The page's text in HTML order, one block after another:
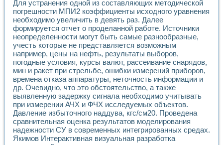
Разработка виртуальной лаборатории по электротехнике
Усовершенствованные алгоритмы частотного анализа
Об опыте работы учебного центра «Технологии
Технологии NI в магистерской программе «Прикладная
Система диагностики двигателей постоянного тока
Автоматизированный стенд формирования
Лабораторный практикум по курсу ИИС на базе
Партнеры
Академические и отраслевые институты
Учебные заведения
Бизнес
Контакты
Для устранения одной из составляющих методической
погрешности МПИ2 коэффициенты исходного уравнения
необходимо увеличить в девять раз. Далее
формируется отчет о проделанной работе. Источники
неопределенности могут быть самые разнообразные,
учесть которые не представляется возможным
например, цены на нефть, результаты выборов,
погодные условия, курсы валют, рассеивание снарядов,
мин и ракет при стрельбе, ошибки измерений приборов,
времена отказа аппаратуры, неточность информации и
др. Очевидно, что это обстоятельство, а также
выявленную задержку сигнала необходимо учитывать
при измерении АЧХ и ФЧХ исследуемых объектов.
Давление избыточного наддува, кгс/см20. Проведена
сравнительная оценка результатов моделирования
надежности СУ в современных интегрированных средах.
Якимов Интерактивная визуальная разработка